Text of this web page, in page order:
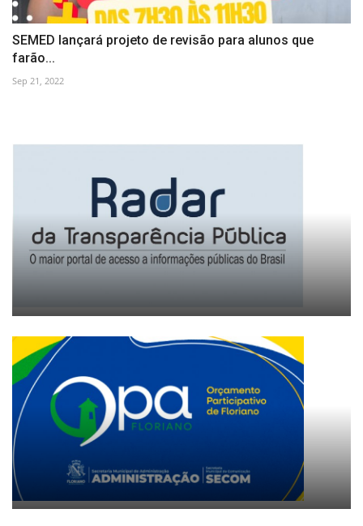
SEMED lançará projeto de revisão para alunos que
farão...
Sep 21, 2022